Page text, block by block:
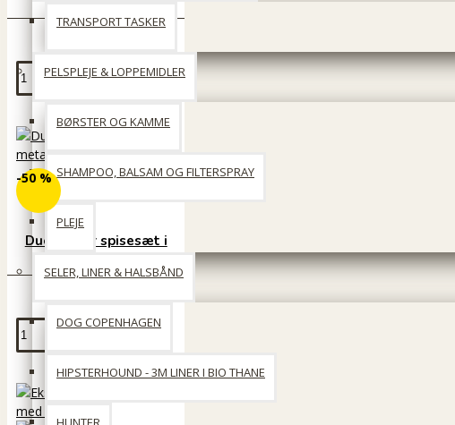
TRANSPORT TASKER
PELSPLEJE & LOPPEMIDLER
BØRSTER OG KAMME
SHAMPOO, BALSAM OG FILTERSPRAY
PLEJE
SELER, LINER & HALSBÅND
DOG COPENHAGEN
HIPSTERHOUND - 3M LINER I BIO THANE
55 DKK
Læg i kurv
-50 %
Duo dinner spisesæt i